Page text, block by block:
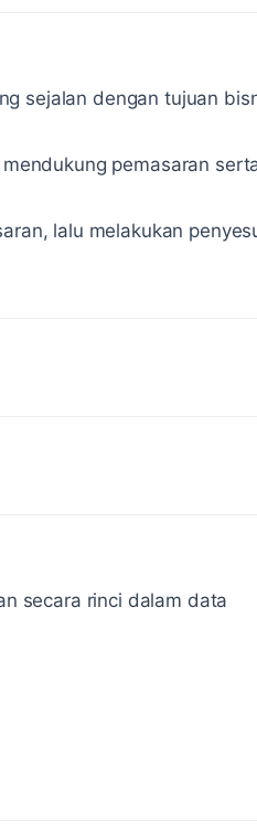
sejalan dengan tujuan
pemasaran
lalu melakukan
secara rinci dalam data